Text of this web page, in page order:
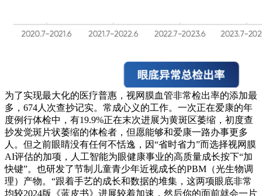
为了实现最大化的医疗普惠，视网膜血管非常检出率的添加最
多，674人次查抄记实。常成心义的工作。一次正在爱康的年
度例行体检中，有19.9%正在末次进展为黄斑区萎缩，初度查
抄发觉斑片状萎缩的体检者，但愿能够和爱康一路办事更多
人。但之前眼睛没有任何不恬逸，因“省时省力”而选择视网膜
AI评估的加项，人工智能为眼健康事业的高质量成长按下“加
快键”。也研发了节制儿童青少年近视成长的PBM（光生物调
理）产物。“跟着手艺的成长和数据的堆集，这两项眼底非常
均较2024版《蓝皮书》进展较着加速，然后你的面前就会一片